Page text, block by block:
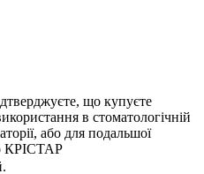
що купуєте
в стоматологічній
або для подальшої
КРІСТАР